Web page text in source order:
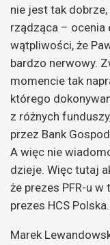
nie jest tak
rządząca – ocenia
wątpliwości, że
bardzo nerwowy.
momencie tak
którego
z różnych
przez Bank
A więc nie
dzieje. Więc tutaj
że prezes PFR-u
prezes HCS Polska.
Marek